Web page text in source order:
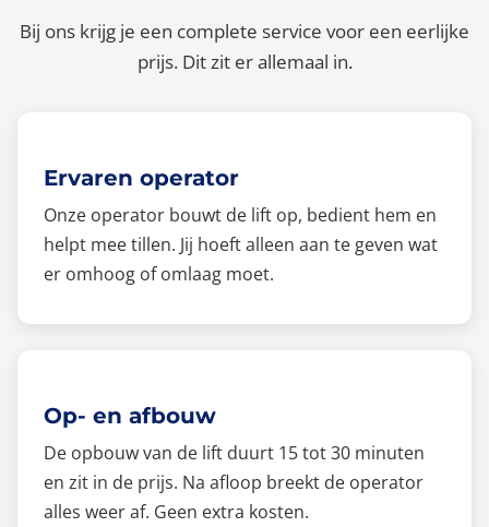
Bij ons krijg je een complete service voor een eerlijke
prijs. Dit zit er allemaal in.
Ervaren operator
Onze operator bouwt de lift op, bedient hem en
helpt mee tillen. Jij hoeft alleen aan te geven wat
er omhoog of omlaag moet.
Op- en afbouw
De opbouw van de lift duurt 15 tot 30 minuten
en zit in de prijs. Na afloop breekt de operator
alles weer af. Geen extra kosten.